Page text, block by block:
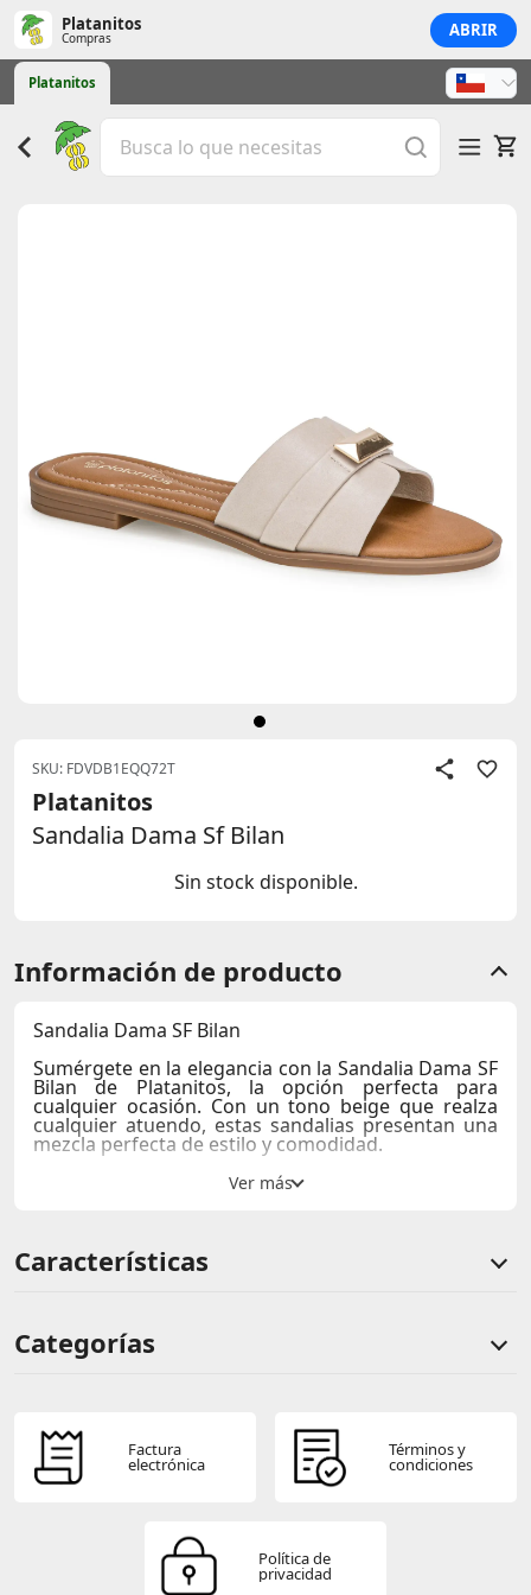
Platanitos
Compras ABRIR
Platanitos
SKU: FDVDB1EQQ72T
Platanitos
Sandalia Dama Sf Bilan
Sin stock disponible.
Información de producto
Sandalia Dama SF Bilan
Sumérgete en la elegancia con la Sandalia Dama SF
Bilan de Platanitos, la opción perfecta para
cualquier ocasión. Con un tono beige que realza
cualquier atuendo, estas sandalias presentan una
mezcla perfecta de estilo y comodidad.
Su taco plano de 1 cm proporciona estabilidad y
Características:
Taco:1 cm
Características
Categorías
Comentarios de clientes que compraron este producto
Sin calificaciones
Este producto aún no tiene calificaciones.
Factura
electrónica
Términos y
condiciones
Política de
privacidad